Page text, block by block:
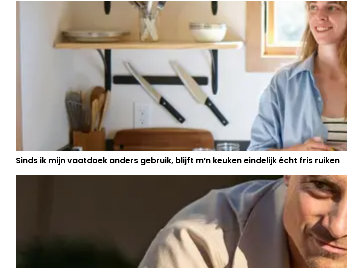
Sinds ik mijn vaatdoek anders gebruik, blijft m’n keuken eindelijk écht fris ruiken